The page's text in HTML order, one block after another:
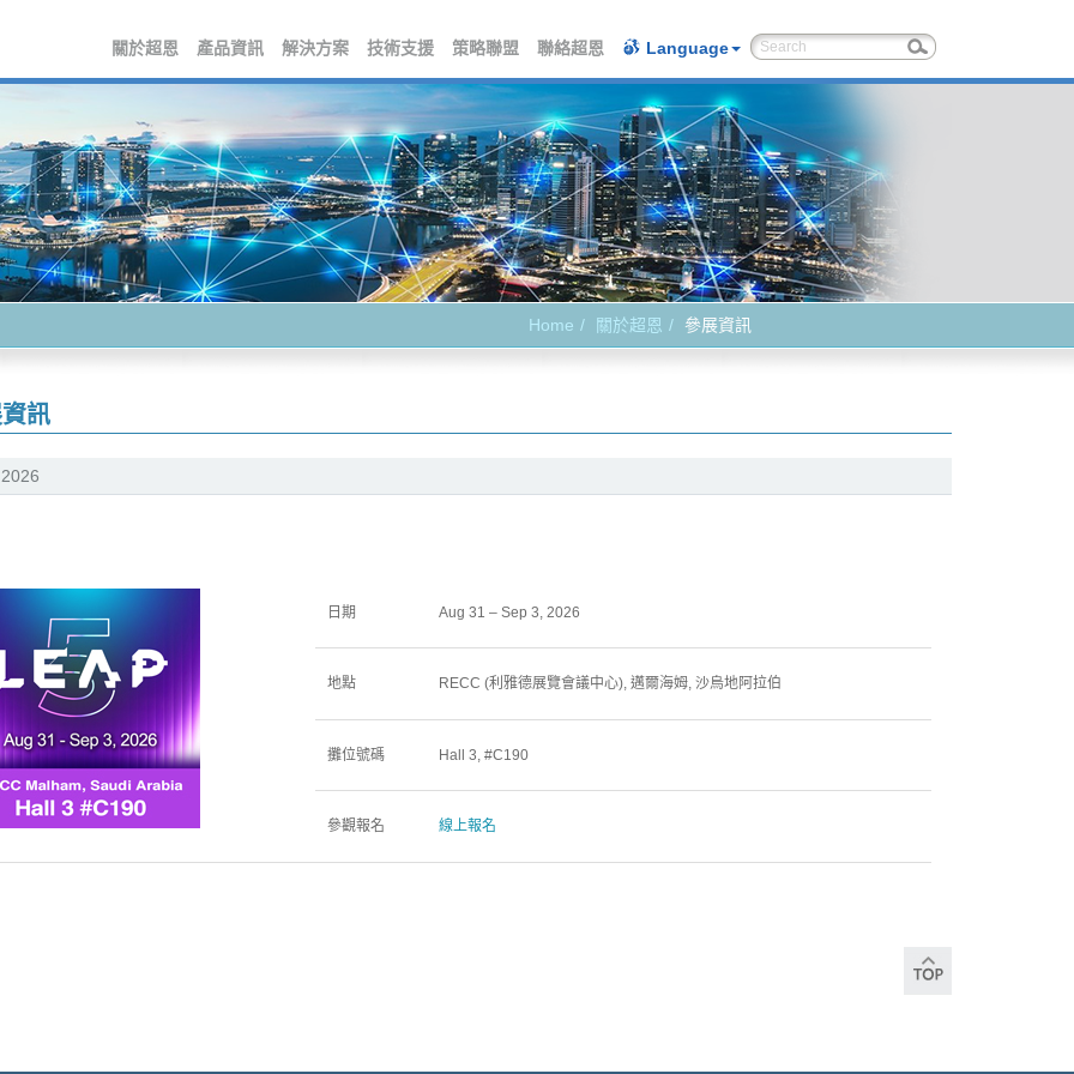
關於超恩 產品資訊 解決方案 技術支援 策略聯盟 聯絡超恩 Language
Home 關於超恩 參展資訊
訊
日期 Aug 31 – Sep 3, 2026
地點 RECC (利雅德展覽會議中心), 邁爾海姆, 沙烏地阿拉伯
攤位號碼 Hall 3, #C190
參觀報名 線上報名